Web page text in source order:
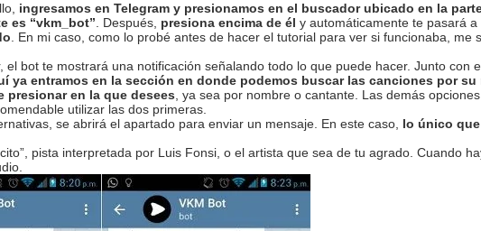
ingresamos en Telegram y presionamos en el buscador ubicado en la
es “vkm_bot” . Después, presiona encima de él y automáticamente te pasará
. En mi caso, como lo probé antes de hacer el tutorial para ver si funcionaba, me
bot te mostrará una notificación señalando todo lo que puede hacer. Junto con
ya entramos en la sección en donde podemos buscar las canciones por
presionar en la que desees , ya sea por nombre o cantante. Las demás
utilizar las dos primeras.
se abrirá el apartado para enviar un mensaje. En este caso, lo único
pista interpretada por Luis Fonsi, o el artista que sea de tu agrado. Cuando